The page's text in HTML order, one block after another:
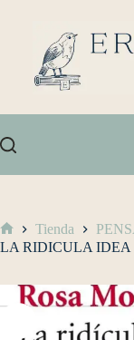
Tienda
LA RIDICULA IDEA